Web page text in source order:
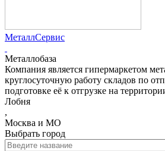
МеталлСервис
Металлобаза
Компания является гипермаркетом
круглосуточную работу складов по
подготовке её к отгрузке на
Лобня
,
Москва и МО
Выбрать город